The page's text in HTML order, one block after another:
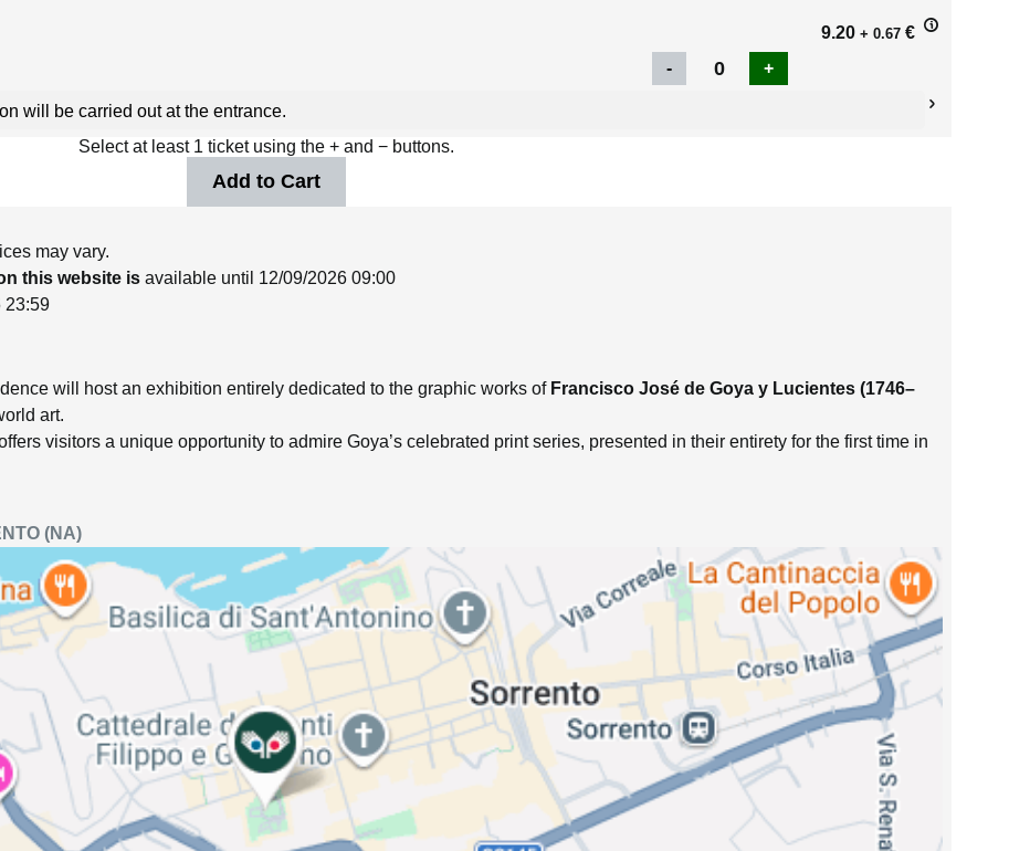
9.20 + 0.67 €
will be carried out at the entrance.
Select at least 1 ticket using the + and − buttons.
may vary.
this website is available until 12/09/2026 09:00
23:59
will host an exhibition entirely dedicated to the graphic works of Francisco José de Goya y Lucientes (1746–
art.
visitors a unique opportunity to admire Goya’s celebrated print series, presented in their entirety for the first time in
(NA)